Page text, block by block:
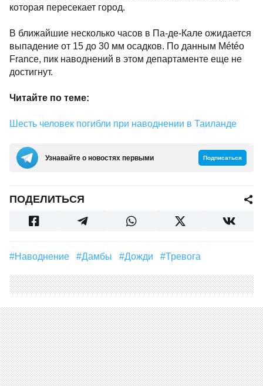
которая пересекает город.
В ближайшие несколько часов в Па-де-Кале ожидается
выпадение от 15 до 30 мм осадков. По данным Météo
France, пик наводнений в этом департаменте еще не
достигнут.
Читайте по теме:
Шесть человек погибли при наводнении в Таиланде
Узнавайте о новостях первыми Подписаться
ПОДЕЛИТЬСЯ
#наводнение #дамбы #Дожди #тревога